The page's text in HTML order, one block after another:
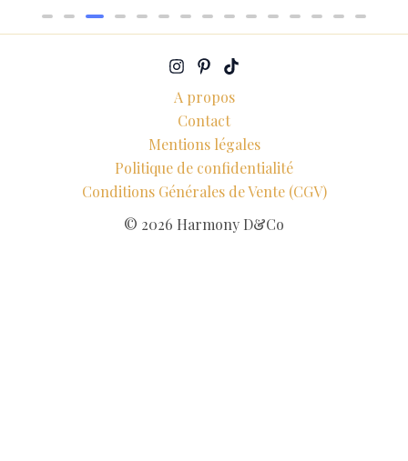
A propos
Contact
Mentions légales
Politique de confidentialité
Conditions Générales de Vente (CGV)
© 2026 Harmony D&Co